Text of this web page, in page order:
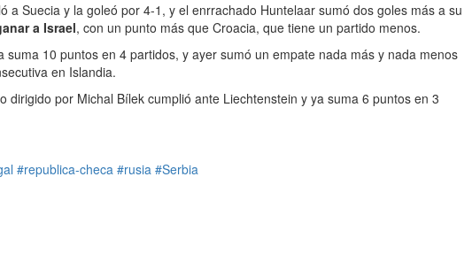
a Suecia y la goleó por 4-1, y el enrrachado Huntelaar sumó dos goles más a su
a Israel, con un punto más que Croacia, que tiene un partido menos.
10 puntos en 4 partidos, y ayer sumó un empate nada más y nada menos
en Islandia.
por Michal Bílek cumplió ante Liechtenstein y ya suma 6 puntos en 3
#republica-checa #rusia #Serbia